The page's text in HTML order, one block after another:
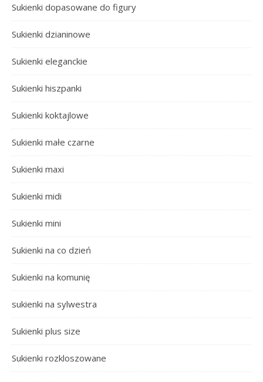
Sukienki dopasowane do figury
Sukienki dzianinowe
Sukienki eleganckie
Sukienki hiszpanki
Sukienki koktajlowe
Sukienki małe czarne
Sukienki maxi
Sukienki midi
Sukienki mini
Sukienki na co dzień
Sukienki na komunię
sukienki na sylwestra
Sukienki plus size
Sukienki rozkloszowane